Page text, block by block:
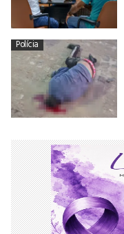
Polícia